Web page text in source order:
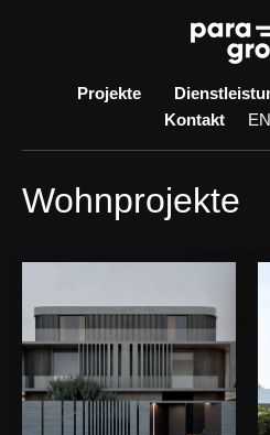
Projekte
Kontakt
EN
Wohnprojekte